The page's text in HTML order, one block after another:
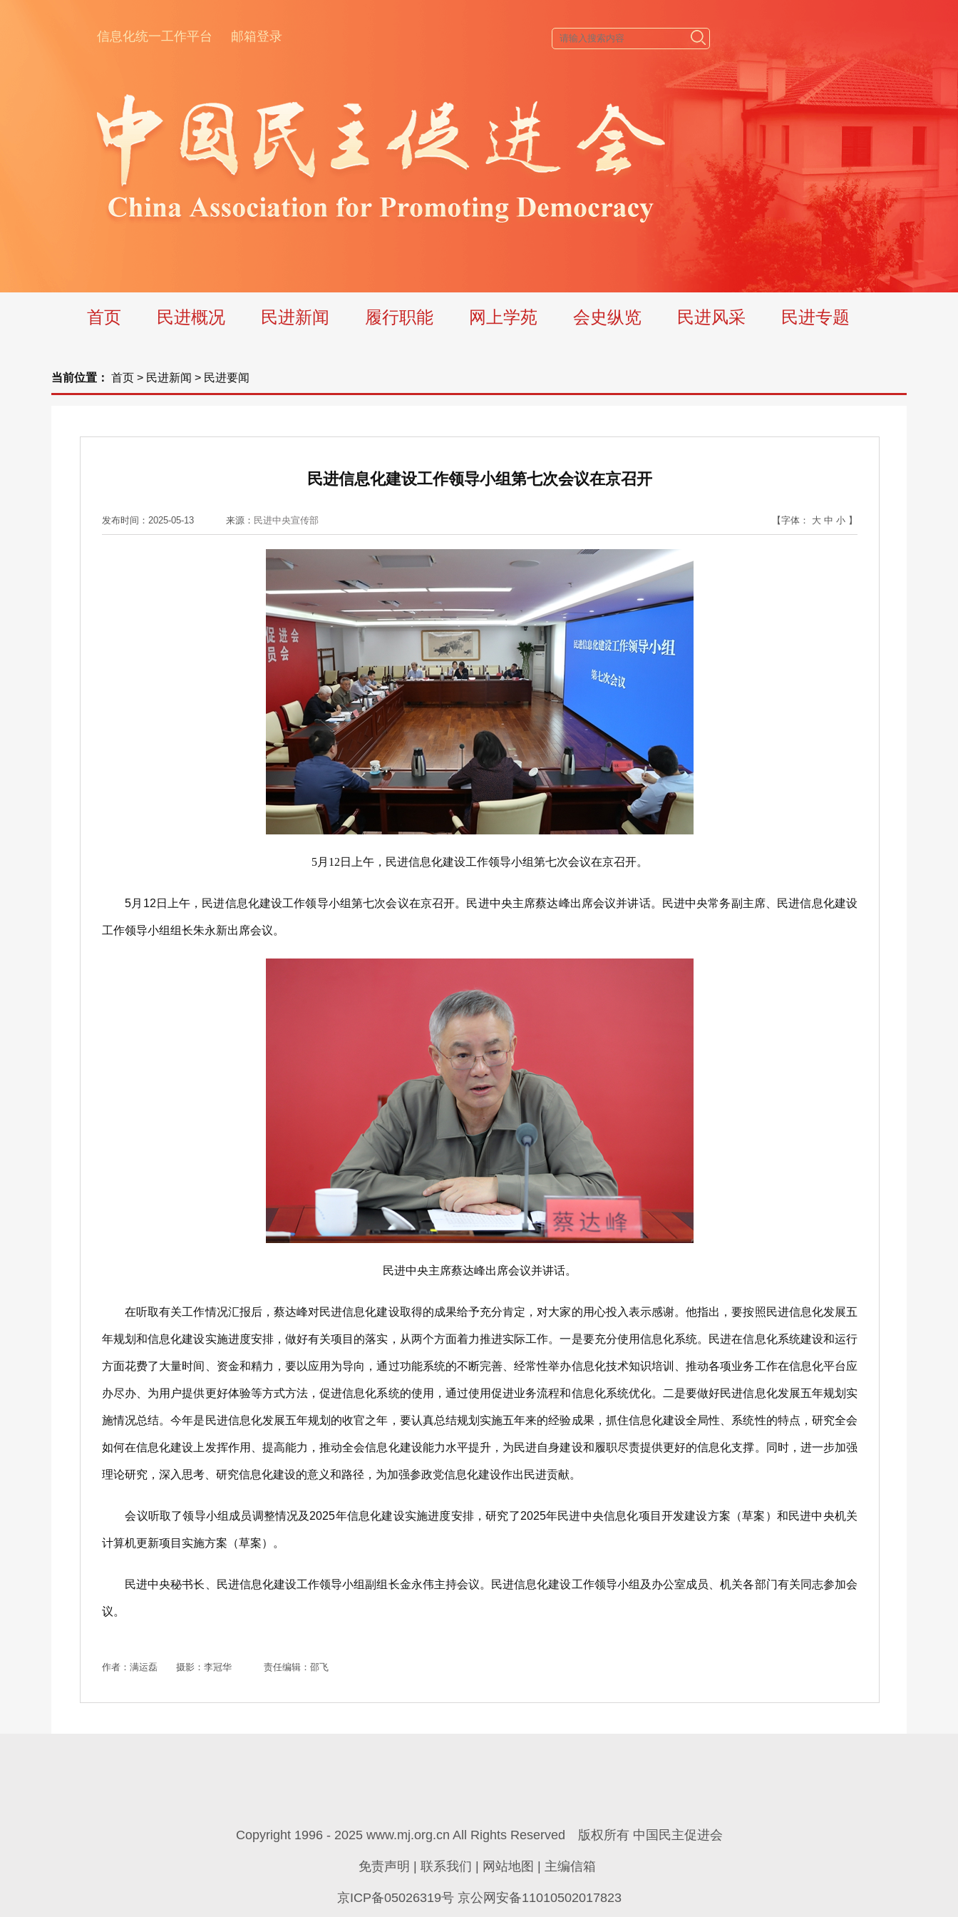
信息化统一工作平台 邮箱登录
首页 民进概况 民进新闻 履行职能 网上学苑 会史纵览 民进风采 民进专题
当前位置： 首页 > 民进新闻 > 民进要闻
民进信息化建设工作领导小组第七次会议在京召开
发布时间：2025-05-13 来源： 民进中央宣传部 【字体： 大 中 小 】
5月12日上午，民进信息化建设工作领导小组第七次会议在京召开。
5月12日上午，民进信息化建设工作领导小组第七次会议在京召开。民进中央主席蔡达峰出席会议并讲话。民进中央常务副主席、民进信息化建设
工作领导小组组长朱永新出席会议。
民进中央主席蔡达峰出席会议并讲话。
在听取有关工作情况汇报后，蔡达峰对民进信息化建设取得的成果给予充分肯定，对大家的用心投入表示感谢。他指出，要按照民进信息化发展五
年规划和信息化建设实施进度安排，做好有关项目的落实，从两个方面着力推进实际工作。一是要充分使用信息化系统。民进在信息化系统建设和运行
方面花费了大量时间、资金和精力，要以应用为导向，通过功能系统的不断完善、经常性举办信息化技术知识培训、推动各项业务工作在信息化平台应
办尽办、为用户提供更好体验等方式方法，促进信息化系统的使用，通过使用促进业务流程和信息化系统优化。二是要做好民进信息化发展五年规划实
施情况总结。今年是民进信息化发展五年规划的收官之年，要认真总结规划实施五年来的经验成果，抓住信息化建设全局性、系统性的特点，研究全会
如何在信息化建设上发挥作用、提高能力，推动全会信息化建设能力水平提升，为民进自身建设和履职尽责提供更好的信息化支撑。同时，进一步加强
理论研究，深入思考、研究信息化建设的意义和路径，为加强参政党信息化建设作出民进贡献。
会议听取了领导小组成员调整情况及2025年信息化建设实施进度安排，研究了2025年民进中央信息化项目开发建设方案（草案）和民进中央机关
计算机更新项目实施方案（草案）。
民进中央秘书长、民进信息化建设工作领导小组副组长金永伟主持会议。民进信息化建设工作领导小组及办公室成员、机关各部门有关同志参加会
议。
作者：满运磊 摄影：李冠华 责任编辑：邵飞
Copyright 1996 - 2025 www.mj.org.cn All Rights Reserved 版权所有 中国民主促进会
免责声明 联系我们 网站地图 主编信箱
京ICP备05026319号 京公网安备11010502017823